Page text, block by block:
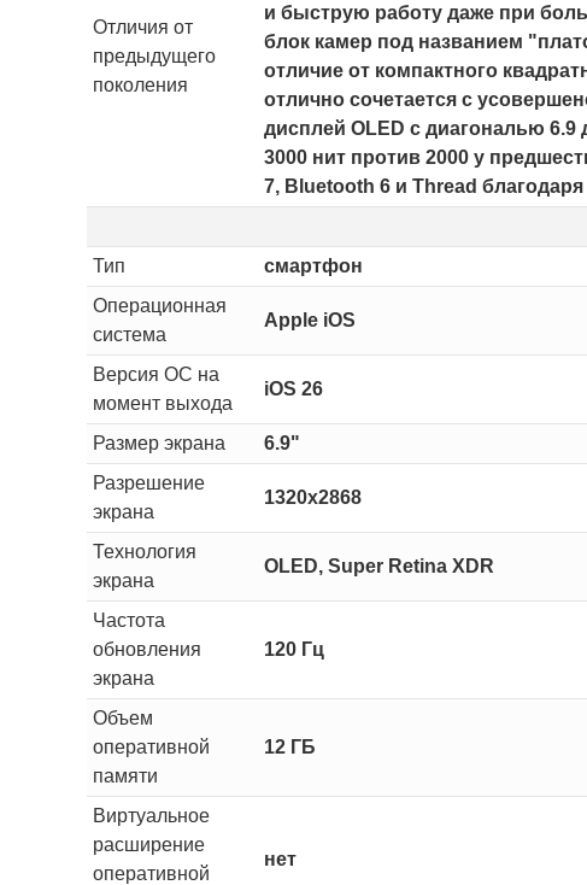
Отличия от
предыдущего
поколения
и быструю работу даже при
блок камер под названием
отличие от компактного
отлично сочетается с
дисплей OLED с диагональю
3000 нит против 2000 у
7, Bluetooth 6 и Thread
Тип
смартфон
Операционная
система
Apple iOS
Версия ОС на
момент выхода
iOS 26
Размер экрана
6.9"
Разрешение
экрана
1320x2868
Технология
экрана
OLED, Super Retina XDR
Частота
обновления
экрана
120 Гц
Объем
оперативной
памяти
12 ГБ
Виртуальное
расширение
оперативной
нет